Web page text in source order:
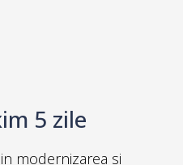
5 zile
modernizarea si